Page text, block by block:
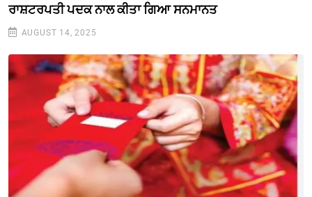
ਰਾਸ਼ਟਰਪਤੀ ਪਦਕ ਨਾਲ ਕੀਤਾ ਗਿਆ ਸਨਮਾਨਤ
AUGUST 14, 2025